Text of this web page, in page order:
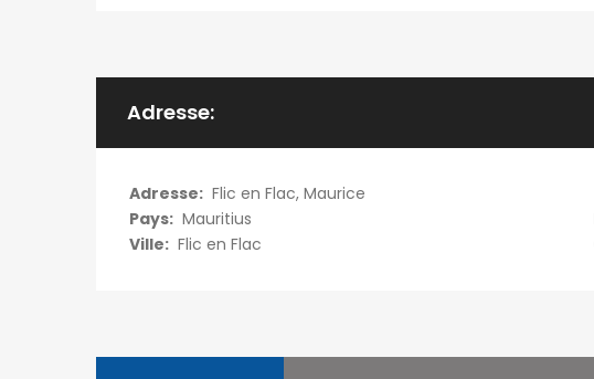
Adresse:
Adresse: Flic en Flac, Maurice
Pays: Mauritius
Ville: Flic en Flac